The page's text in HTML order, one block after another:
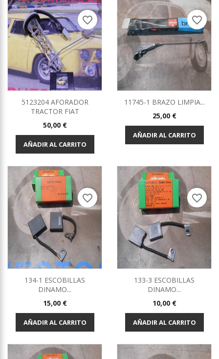
5123204 AFORADOR
TRACTOR FIAT
Precio
50,00 €
AÑADIR AL CARRITO
favorite_border
11745-1 BRAZO LIMPIA...
Precio
25,00 €
AÑADIR AL CARRITO
favorite_border
134-1 ESCOBILLAS
DINAMO...
Precio
15,00 €
AÑADIR AL CARRITO
favorite_border
133-3 ESCOBILLAS
DINAMO...
Precio
10,00 €
AÑADIR AL CARRITO
favorite_border